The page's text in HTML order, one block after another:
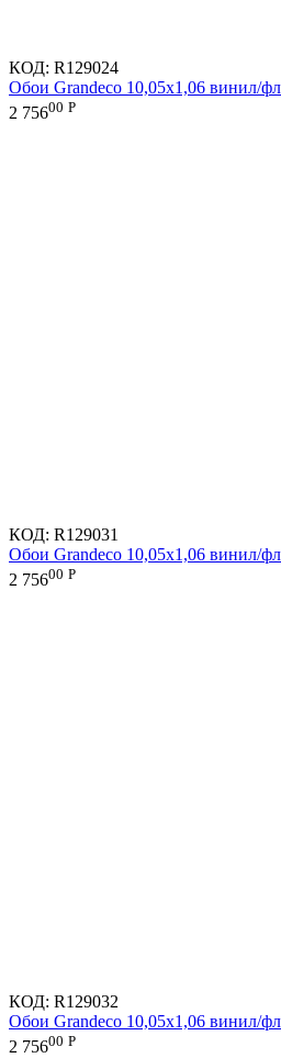
КОД: R129024
Обои Grandeco 10,05х1,06 винил/
2 75600 Р
КОД: R129031
Обои Grandeco 10,05х1,06 винил/
2 75600 Р
КОД: R129032
Обои Grandeco 10,05х1,06 винил/
2 75600 Р